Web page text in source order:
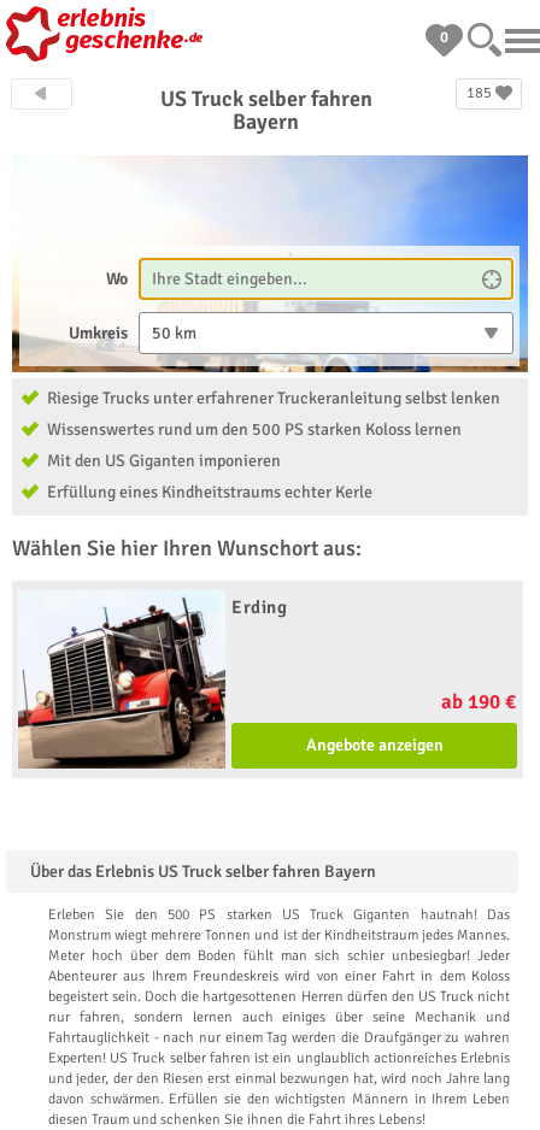
0
185
US Truck selber fahren
Bayern
Wo
Umkreis 50 km
Riesige Trucks unter erfahrener Truckeranleitung selbst lenken
Wissenswertes rund um den 500 PS starken Koloss lernen
Mit den US Giganten imponieren
Erfüllung eines Kindheitstraums echter Kerle
Wählen Sie hier Ihren Wunschort aus:
Erding
ab 190 €
Angebote anzeigen
Über das Erlebnis US Truck selber fahren Bayern
Erleben Sie den 500 PS starken US Truck Giganten hautnah! Das
Monstrum wiegt mehrere Tonnen und ist der Kindheitstraum jedes Mannes.
Meter hoch über dem Boden fühlt man sich schier unbesiegbar! Jeder
Abenteurer aus Ihrem Freundeskreis wird von einer Fahrt in dem Koloss
begeistert sein. Doch die hartgesottenen Herren dürfen den US Truck nicht
nur fahren, sondern lernen auch einiges über seine Mechanik und
Fahrtauglichkeit - nach nur einem Tag werden die Draufgänger zu wahren
Experten! US Truck selber fahren ist ein unglaublich actionreiches Erlebnis
und jeder, der den Riesen erst einmal bezwungen hat, wird noch Jahre lang
davon schwärmen. Erfüllen sie den wichtigsten Männern in Ihrem Leben
diesen Traum und schenken Sie ihnen die Fahrt ihres Lebens!